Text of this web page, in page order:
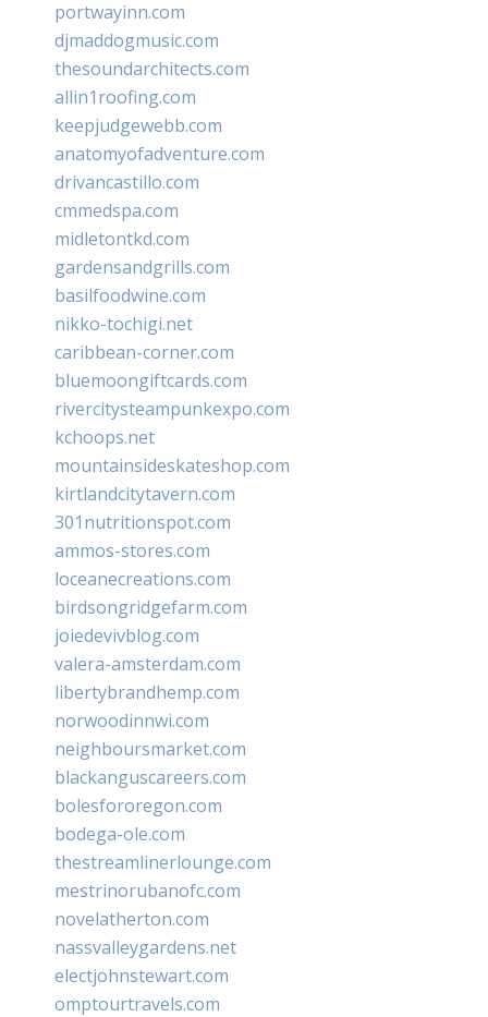
portwayinn.com
djmaddogmusic.com
thesoundarchitects.com
allin1roofing.com
keepjudgewebb.com
anatomyofadventure.com
drivancastillo.com
cmmedspa.com
midletontkd.com
gardensandgrills.com
basilfoodwine.com
nikko-tochigi.net
caribbean-corner.com
bluemoongiftcards.com
rivercitysteampunkexpo.com
kchoops.net
mountainsideskateshop.com
kirtlandcitytavern.com
301nutritionspot.com
ammos-stores.com
loceanecreations.com
birdsongridgefarm.com
joiedevivblog.com
valera-amsterdam.com
libertybrandhemp.com
norwoodinnwi.com
neighboursmarket.com
blackanguscareers.com
bolesfororegon.com
bodega-ole.com
thestreamlinerlounge.com
mestrinorubanofc.com
novelatherton.com
nassvalleygardens.net
electjohnstewart.com
omptourtravels.com